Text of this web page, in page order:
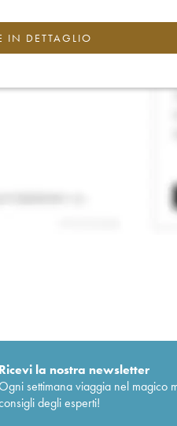
IN DETTAGLIO
Ricevi la nostra newsletter
settimana viaggia nel magico
degli esperti!